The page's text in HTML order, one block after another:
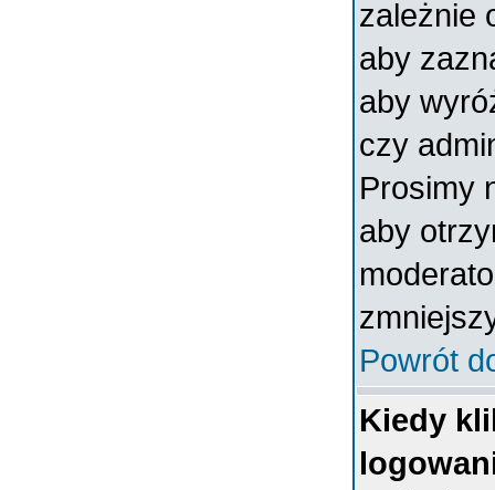
zależnie
aby
aby
czy
Prosimy
aby
Powrót
Kiedy